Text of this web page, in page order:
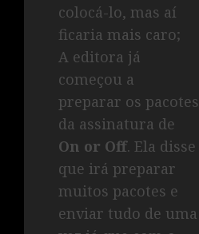
colocá-lo, mas aí
ficaria mais caro;
A editora já
começou a
preparar os pacotes
da assinatura de
On or Off. Ela disse
que irá preparar
muitos pacotes e
enviar tudo de uma